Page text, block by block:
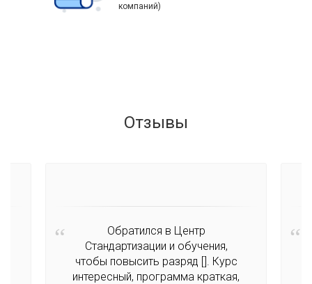
компаний)
Отзывы
Обратился в Центр
Стандартизации и обучения,
чтобы повысить разряд []. Курс
интересный, программа краткая,